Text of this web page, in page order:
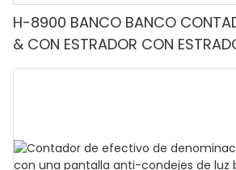
H-8900 BANCO BANCO
& CON ESTRADOR CON
Denominación mixta, luz